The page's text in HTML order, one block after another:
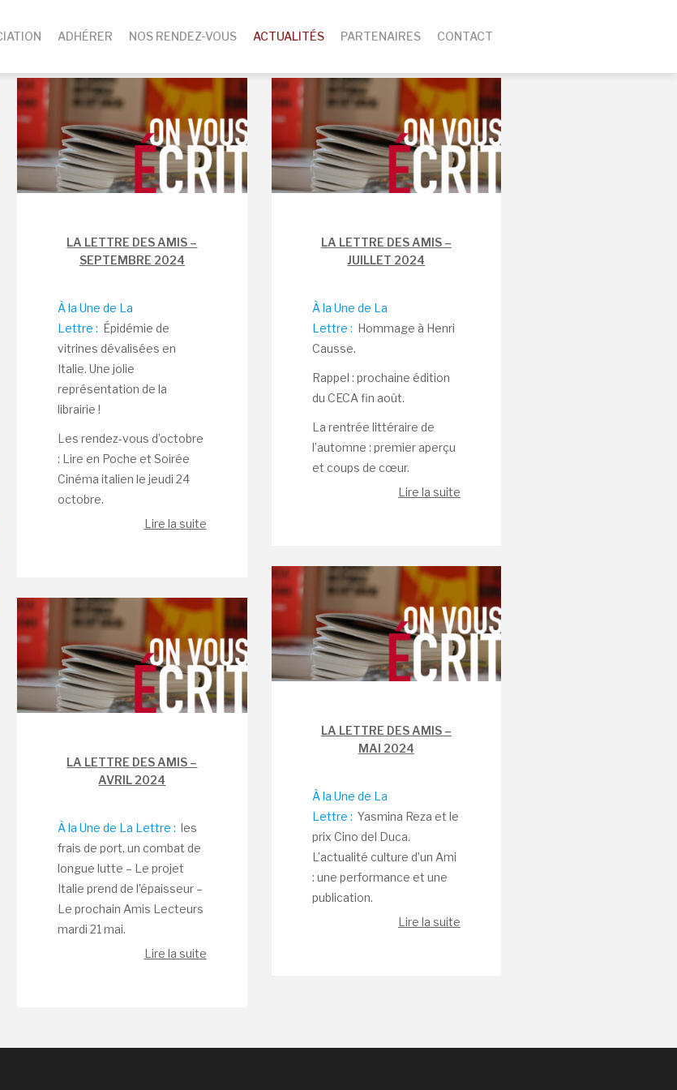
ADHÉRER NOS RENDEZ-VOUS ACTUALITÉS PARTENAIRES CONTACT
LA LETTRE DES AMIS –
SEPTEMBRE 2024
À la Une de La
Lettre : Épidémie de
vitrines dévalisées en
Italie. Une jolie
représentation de la
librairie !
Les rendez-vous d’octobre
: Lire en Poche et Soirée
Cinéma italien le jeudi 24
octobre.
Lire la suite
LA LETTRE DES AMIS –
JUILLET 2024
À la Une de La
Lettre : Hommage à Henri
Causse.
Rappel : prochaine édition
du CECA fin août.
La rentrée littéraire de
l’automne : premier aperçu
et coups de cœur.
Lire la suite
LA LETTRE DES AMIS –
MAI 2024
À la Une de La
Lettre : Yasmina Reza et le
prix Cino del Duca.
L’actualité culture d’un Ami
: une performance et une
publication.
Lire la suite
LA LETTRE DES AMIS –
AVRIL 2024
À la Une de La Lettre : les
frais de port, un combat de
longue lutte – Le projet
Italie prend de l’épaisseur –
Le prochain Amis Lecteurs
mardi 21 mai.
Lire la suite